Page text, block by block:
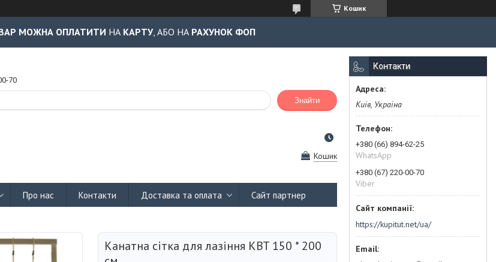
Кошик
МОЖНА ОПЛАТИТИ НА КАРТУ, АБО НА РАХУНОК ФОП
70
Знайти
Кошик
Про нас Контакти Доставка та оплата Сайт партнер
Канатна сітка для лазіння KBT 150 * 200
Контакти
Київ, Україна
+380 (66) 894-62-25
WhatsApp
+380 (67) 220-00-70
Viber
https://kupitut.net/ua/